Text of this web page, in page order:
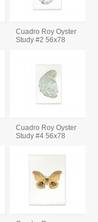
Cuadro Roy Oyster
Study #2 56x78
Cuadro Roy Oyster
Study #4 56x78